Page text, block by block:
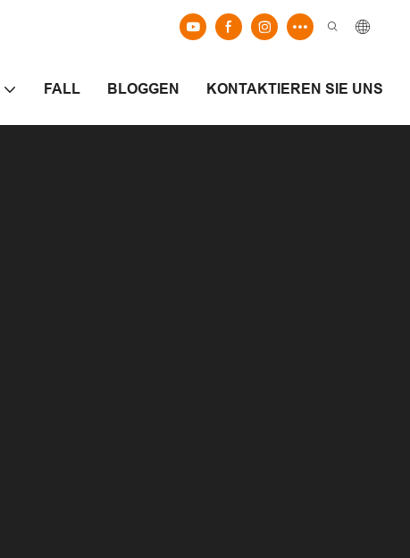
FALL BLOGGEN KONTAKTIEREN SIE UNS